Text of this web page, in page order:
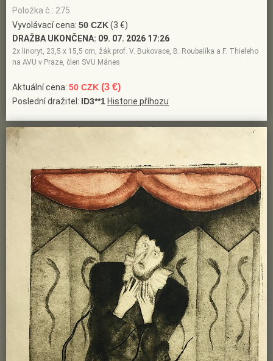
Položka č.: 275
Vyvolávací cena: 50 CZK(3 €)
DRAŽBA UKONČENA: 09. 07. 2026 17:26
2x linoryt, 23,5 x 15,5 cm, žák prof. V. Bukovace, B. Roubalíka a F. Thieleho
na AVU v Praze, člen SVU Mánes
Aktuální cena: 50 CZK (3 €)
Poslední dražitel: ID3**1 Historie příhozu